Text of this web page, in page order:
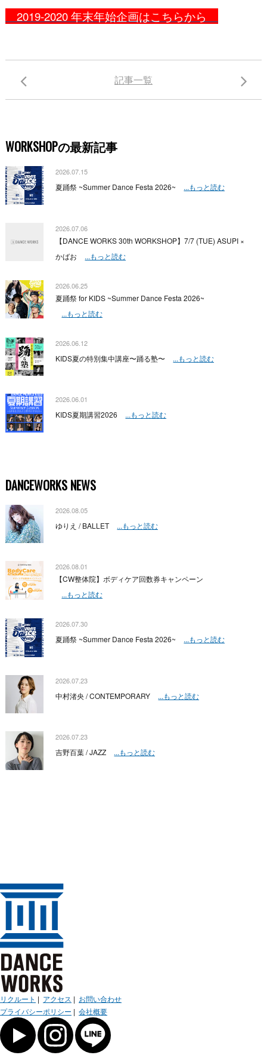
2019-2020 年末年始企画はこちらから
記事一覧
WORKSHOPの最新記事
2026.07.15
夏踊祭 ~Summer Dance Festa 2026~ ...もっと読む
2026.07.06
【DANCE WORKS 30th WORKSHOP】7/7 (TUE) ASUPI ×
かばお
...もっと読む
2026.06.25
夏踊祭 for KIDS ~Summer Dance Festa 2026~
...もっと読む
2026.06.12
KIDS夏の特別集中講座〜踊る塾〜 ...もっと読む
2026.06.01
KIDS夏期講習2026 ...もっと読む
DANCEWORKS NEWS
2026.08.05
ゆりえ / BALLET ...もっと読む
2026.08.01
【CW整体院】ボディケア回数券キャンペーン
...もっと読む
2026.07.30
夏踊祭 ~Summer Dance Festa 2026~ ...もっと読む
2026.07.23
中村渚央 / CONTEMPORARY ...もっと読む
2026.07.23
吉野百葉 / JAZZ ...もっと読む
リクルート | アクセス | お問い合わせ
プライバシーポリシー | 会社概要